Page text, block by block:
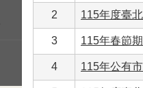
2 115年度臺
3 115年春節
4 115年公有